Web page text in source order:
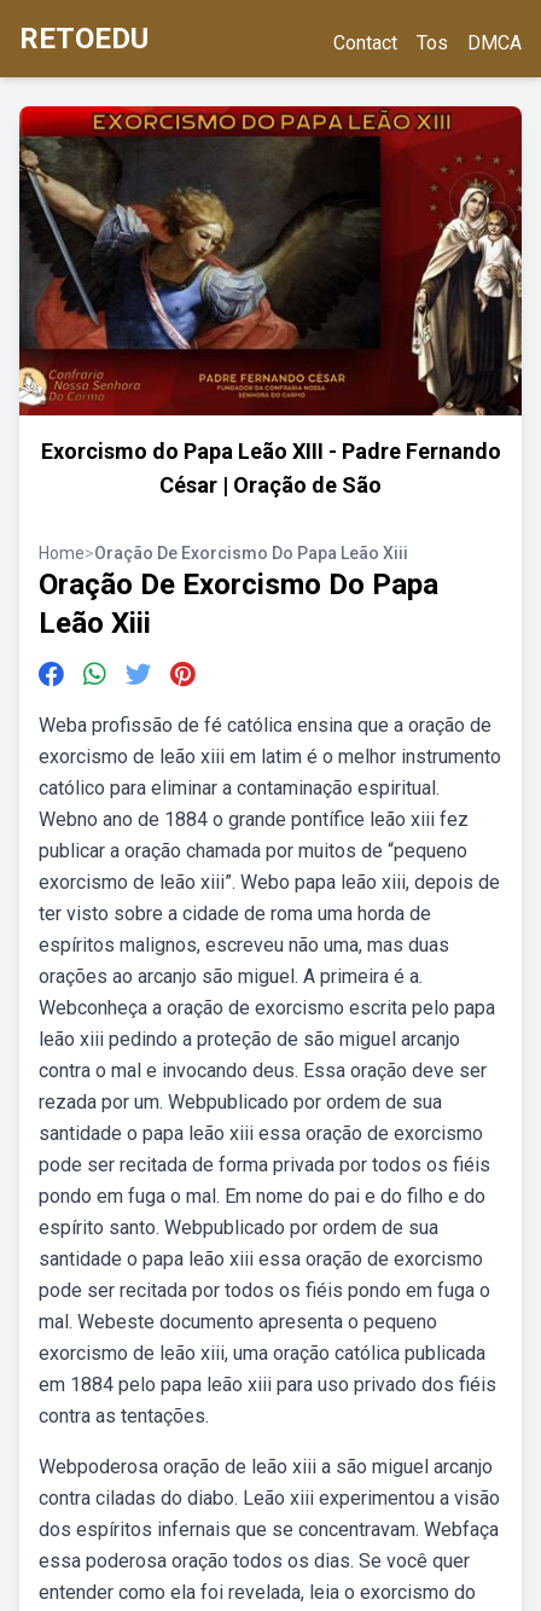
RETOEDU Contact Tos DMCA
Exorcismo do Papa Leão XIII - Padre Fernando
César | Oração de São
Home>Oração De Exorcismo Do Papa Leão Xiii
Oração De Exorcismo Do Papa
Leão Xiii
Weba profissão de fé católica ensina que a oração de
exorcismo de leão xiii em latim é o melhor instrumento
católico para eliminar a contaminação espiritual.
Webno ano de 1884 o grande pontífice leão xiii fez
publicar a oração chamada por muitos de “pequeno
exorcismo de leão xiii”. Webo papa leão xiii, depois de
ter visto sobre a cidade de roma uma horda de
espíritos malignos, escreveu não uma, mas duas
orações ao arcanjo são miguel. A primeira é a.
Webconheça a oração de exorcismo escrita pelo papa
leão xiii pedindo a proteção de são miguel arcanjo
contra o mal e invocando deus. Essa oração deve ser
rezada por um. Webpublicado por ordem de sua
santidade o papa leão xiii essa oração de exorcismo
pode ser recitada de forma privada por todos os fiéis
pondo em fuga o mal. Em nome do pai e do filho e do
espírito santo. Webpublicado por ordem de sua
santidade o papa leão xiii essa oração de exorcismo
pode ser recitada por todos os fiéis pondo em fuga o
mal. Webeste documento apresenta o pequeno
exorcismo de leão xiii, uma oração católica publicada
em 1884 pelo papa leão xiii para uso privado dos fiéis
contra as tentações.
Webpoderosa oração de leão xiii a são miguel arcanjo
contra ciladas do diabo. Leão xiii experimentou a visão
dos espíritos infernais que se concentravam. Webfaça
essa poderosa oração todos os dias. Se você quer
entender como ela foi revelada, leia o exorcismo do